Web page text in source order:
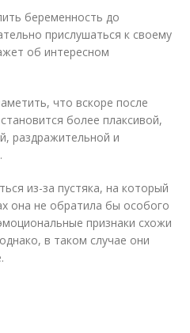
беременность до
прислушаться к своему
об интересном
что вскоре после
более плаксивой,
раздражительной и
из-за пустяка, на который
она не обратила бы особого
признаки схожи
в таком случае они